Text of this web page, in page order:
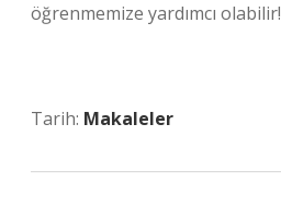
öğrenmemize yardımcı olabilir!
Tarih: Makaleler